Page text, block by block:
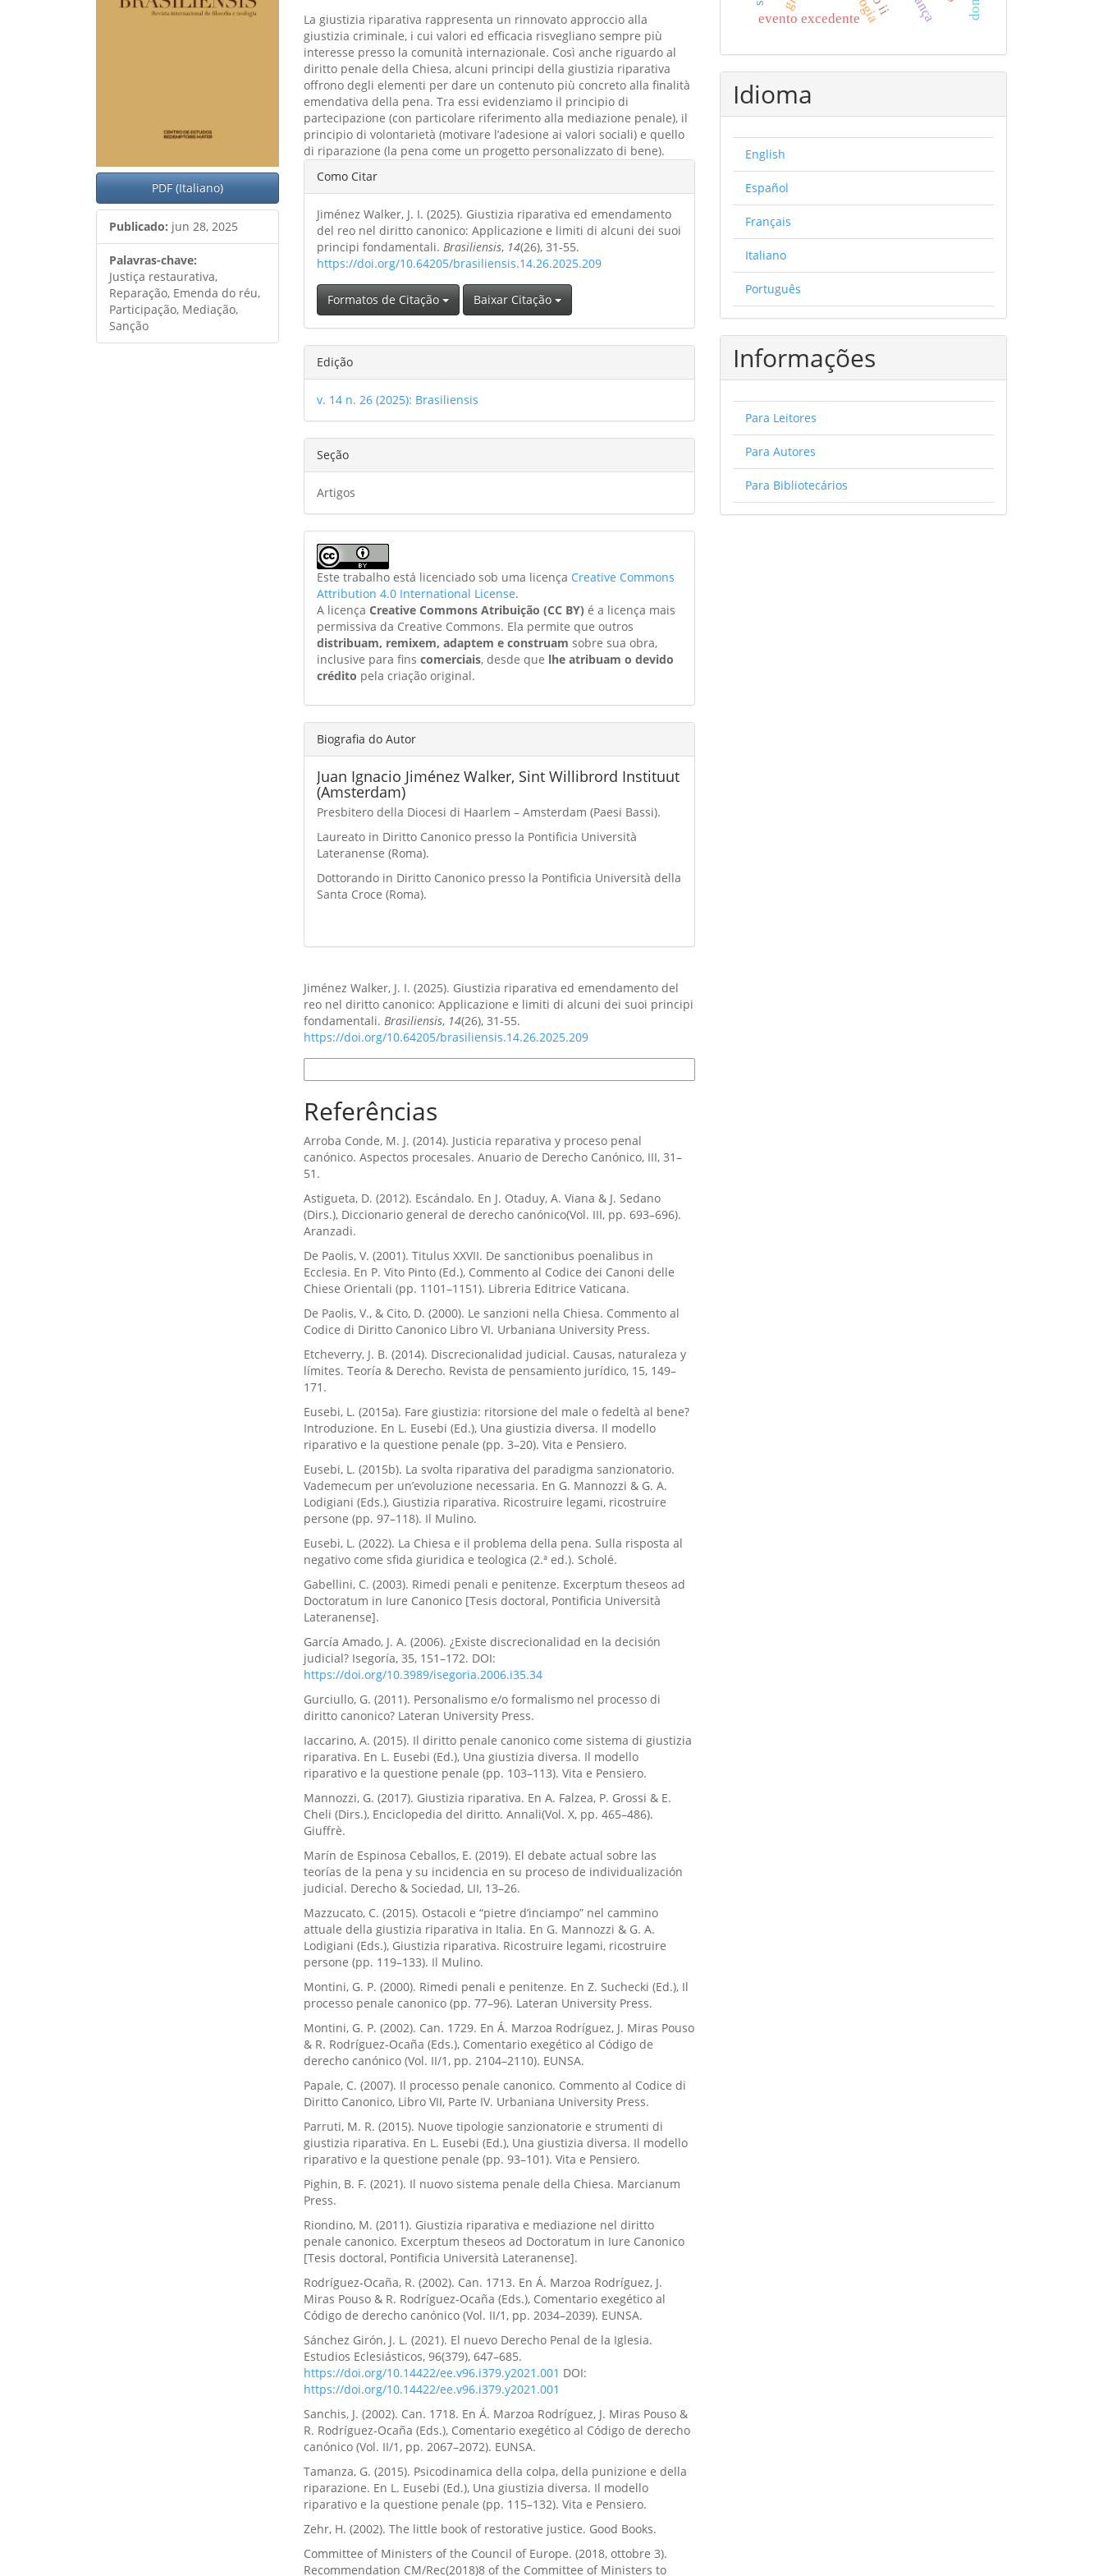
PDF (Italiano)
Publicado: jun 28, 2025
Palavras-chave:
Justiça restaurativa,
Reparação, Emenda do réu,
Participação, Mediação,
Sanção
La giustizia riparativa rappresenta un rinnovato approccio alla
giustizia criminale, i cui valori ed efficacia risvegliano sempre più
interesse presso la comunità internazionale. Così anche riguardo al
diritto penale della Chiesa, alcuni principi della giustizia riparativa
offrono degli elementi per dare un contenuto più concreto alla finalità
emendativa della pena. Tra essi evidenziamo il principio di
partecipazione (con particolare riferimento alla mediazione penale), il
principio di volontarietà (motivare l’adesione ai valori sociali) e quello
di riparazione (la pena come un progetto personalizzato di bene).
Detalhes
do
artigo
Como Citar
Jiménez Walker, J. I. (2025). Giustizia riparativa ed emendamento
del reo nel diritto canonico: Applicazione e limiti di alcuni dei suoi
principi fondamentali. Brasiliensis, 14(26), 31-55.
https://doi.org/10.64205/brasiliensis.14.26.2025.209
Formatos de Citação Baixar Citação
Edição
v. 14 n. 26 (2025): Brasiliensis
Seção
Artigos
Este trabalho está licenciado sob uma licença Creative Commons
Attribution 4.0 International License.
A licençaCreative Commons Atribuição (CC BY) é a licença mais
permissiva da Creative Commons. Ela permite que outros
distribuam, remixem, adaptem e construam sobre sua obra,
inclusive para finscomerciais, desde que lhe atribuam o devido
crédito pela criação original.
Biografia do Autor
Juan Ignacio Jiménez Walker, Sint Willibrord Instituut
(Amsterdam)
Presbitero della Diocesi di Haarlem – Amsterdam (Paesi Bassi).
Laureato in Diritto Canonico presso la Pontificia Università
Lateranense (Roma).
Dottorando in Diritto Canonico presso la Pontificia Università della
Santa Croce (Roma).
Jiménez Walker, J. I. (2025). Giustizia riparativa ed emendamento del
reo nel diritto canonico: Applicazione e limiti di alcuni dei suoi principi
fondamentali. Brasiliensis, 14(26), 31-55.
https://doi.org/10.64205/brasiliensis.14.26.2025.209
Referências
Arroba Conde, M. J. (2014). Justicia reparativa y proceso penal
canónico. Aspectos procesales. Anuario de Derecho Canónico, III, 31–
51.
Astigueta, D. (2012). Escándalo. En J. Otaduy, A. Viana & J. Sedano
(Dirs.), Diccionario general de derecho canónico(Vol. III, pp. 693–696).
Aranzadi.
De Paolis, V. (2001). Titulus XXVII. De sanctionibus poenalibus in
Ecclesia. En P. Vito Pinto (Ed.), Commento al Codice dei Canoni delle
Chiese Orientali (pp. 1101–1151). Libreria Editrice Vaticana.
De Paolis, V., & Cito, D. (2000). Le sanzioni nella Chiesa. Commento al
Codice di Diritto Canonico Libro VI. Urbaniana University Press.
Etcheverry, J. B. (2014). Discrecionalidad judicial. Causas, naturaleza y
límites. Teoría & Derecho. Revista de pensamiento jurídico, 15, 149–
171.
Eusebi, L. (2015a). Fare giustizia: ritorsione del male o fedeltà al bene?
Introduzione. En L. Eusebi (Ed.), Una giustizia diversa. Il modello
riparativo e la questione penale (pp. 3–20). Vita e Pensiero.
Eusebi, L. (2015b). La svolta riparativa del paradigma sanzionatorio.
Vademecum per un’evoluzione necessaria. En G. Mannozzi & G. A.
Lodigiani (Eds.), Giustizia riparativa. Ricostruire legami, ricostruire
persone (pp. 97–118). Il Mulino.
Eusebi, L. (2022). La Chiesa e il problema della pena. Sulla risposta al
negativo come sfida giuridica e teologica (2.ª ed.). Scholé.
Gabellini, C. (2003). Rimedi penali e penitenze. Excerptum theseos ad
Doctoratum in Iure Canonico [Tesis doctoral, Pontificia Università
Lateranense].
García Amado, J. A. (2006). ¿Existe discrecionalidad en la decisión
judicial? Isegoría, 35, 151–172. DOI:
https://doi.org/10.3989/isegoria.2006.i35.34
Gurciullo, G. (2011). Personalismo e/o formalismo nel processo di
diritto canonico? Lateran University Press.
Iaccarino, A. (2015). Il diritto penale canonico come sistema di giustizia
riparativa. En L. Eusebi (Ed.), Una giustizia diversa. Il modello
riparativo e la questione penale (pp. 103–113). Vita e Pensiero.
Mannozzi, G. (2017). Giustizia riparativa. En A. Falzea, P. Grossi & E.
Cheli (Dirs.), Enciclopedia del diritto. Annali(Vol. X, pp. 465–486).
Giuffrè.
Marín de Espinosa Ceballos, E. (2019). El debate actual sobre las
teorías de la pena y su incidencia en su proceso de individualización
judicial. Derecho & Sociedad, LII, 13–26.
Mazzucato, C. (2015). Ostacoli e “pietre d’inciampo” nel cammino
attuale della giustizia riparativa in Italia. En G. Mannozzi & G. A.
Lodigiani (Eds.), Giustizia riparativa. Ricostruire legami, ricostruire
persone (pp. 119–133). Il Mulino.
Montini, G. P. (2000). Rimedi penali e penitenze. En Z. Suchecki (Ed.), Il
processo penale canonico (pp. 77–96). Lateran University Press.
Montini, G. P. (2002). Can. 1729. En Á. Marzoa Rodríguez, J. Miras Pouso
& R. Rodríguez-Ocaña (Eds.), Comentario exegético al Código de
derecho canónico (Vol. II/1, pp. 2104–2110). EUNSA.
Papale, C. (2007). Il processo penale canonico. Commento al Codice di
Diritto Canonico, Libro VII, Parte IV. Urbaniana University Press.
Parruti, M. R. (2015). Nuove tipologie sanzionatorie e strumenti di
giustizia riparativa. En L. Eusebi (Ed.), Una giustizia diversa. Il modello
riparativo e la questione penale (pp. 93–101). Vita e Pensiero.
Pighin, B. F. (2021). Il nuovo sistema penale della Chiesa. Marcianum
Press.
Riondino, M. (2011). Giustizia riparativa e mediazione nel diritto
penale canonico. Excerptum theseos ad Doctoratum in Iure Canonico
[Tesis doctoral, Pontificia Università Lateranense].
Rodríguez-Ocaña, R. (2002). Can. 1713. En Á. Marzoa Rodríguez, J.
Miras Pouso & R. Rodríguez-Ocaña (Eds.), Comentario exegético al
Código de derecho canónico (Vol. II/1, pp. 2034–2039). EUNSA.
Sánchez Girón, J. L. (2021). El nuevo Derecho Penal de la Iglesia.
Estudios Eclesiásticos, 96(379), 647–685.
https://doi.org/10.14422/ee.v96.i379.y2021.001 DOI:
https://doi.org/10.14422/ee.v96.i379.y2021.001
Sanchis, J. (2002). Can. 1718. En Á. Marzoa Rodríguez, J. Miras Pouso &
R. Rodríguez-Ocaña (Eds.), Comentario exegético al Código de derecho
canónico (Vol. II/1, pp. 2067–2072). EUNSA.
Tamanza, G. (2015). Psicodinamica della colpa, della punizione e della
riparazione. En L. Eusebi (Ed.), Una giustizia diversa. Il modello
riparativo e la questione penale (pp. 115–132). Vita e Pensiero.
Zehr, H. (2002). The little book of restorative justice. Good Books.
Committee of Ministers of the Council of Europe. (2018, ottobre 3).
Recommendation CM/Rec(2018)8 of the Committee of Ministers to
evento excedente
Idioma
English
Español
Français
Italiano
Português
Informações
Para Leitores
Para Autores
Para Bibliotecários